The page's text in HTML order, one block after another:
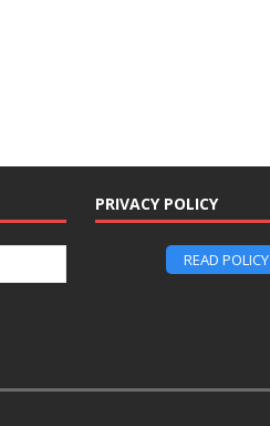
PRIVACY POLICY
READ POLICY